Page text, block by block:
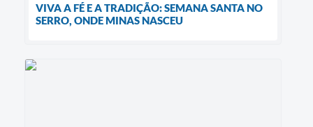
VIVA A FÉ E A TRADIÇÃO: SEMANA SANTA NO
SERRO, ONDE MINAS NASCEU